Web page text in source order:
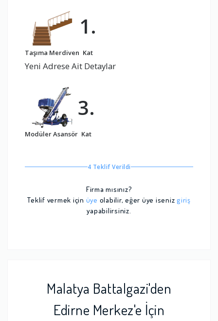
Taşıma Merdiven
1.
Kat
Yeni Adrese Ait Detaylar
Modüler Asansör
3.
Kat
4 Teklif Verildi
Firma mısınız?
Teklif vermek için üye olabilir, eğer üye iseniz giriş
yapabilirsiniz.
Malatya Battalgazi'den
Edirne Merkez'e İçin